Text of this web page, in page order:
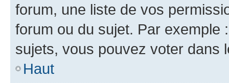
forum, une liste de vos
forum ou du sujet. Par exemple
sujets, vous pouvez voter dans
Haut